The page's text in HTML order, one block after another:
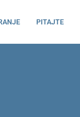
PITAJTE